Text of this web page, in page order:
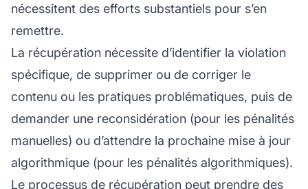
nécessitent des efforts substantiels pour s’en
remettre.
La récupération nécessite d’identifier la violation
spécifique, de supprimer ou de corriger le
contenu ou les pratiques problématiques, puis de
demander une reconsidération (pour les pénalités
manuelles) ou d’attendre la prochaine mise à jour
algorithmique (pour les pénalités algorithmiques).
Le processus de récupération peut prendre des